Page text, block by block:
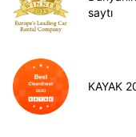
saytı
KAYAK